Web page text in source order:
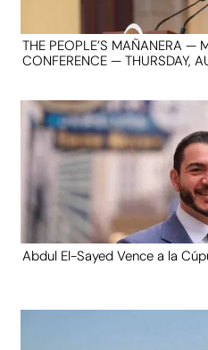
THE PEOPLE’S MAÑANERA —
CONFERENCE — THURSDAY,
Abdul El-Sayed Vence a la